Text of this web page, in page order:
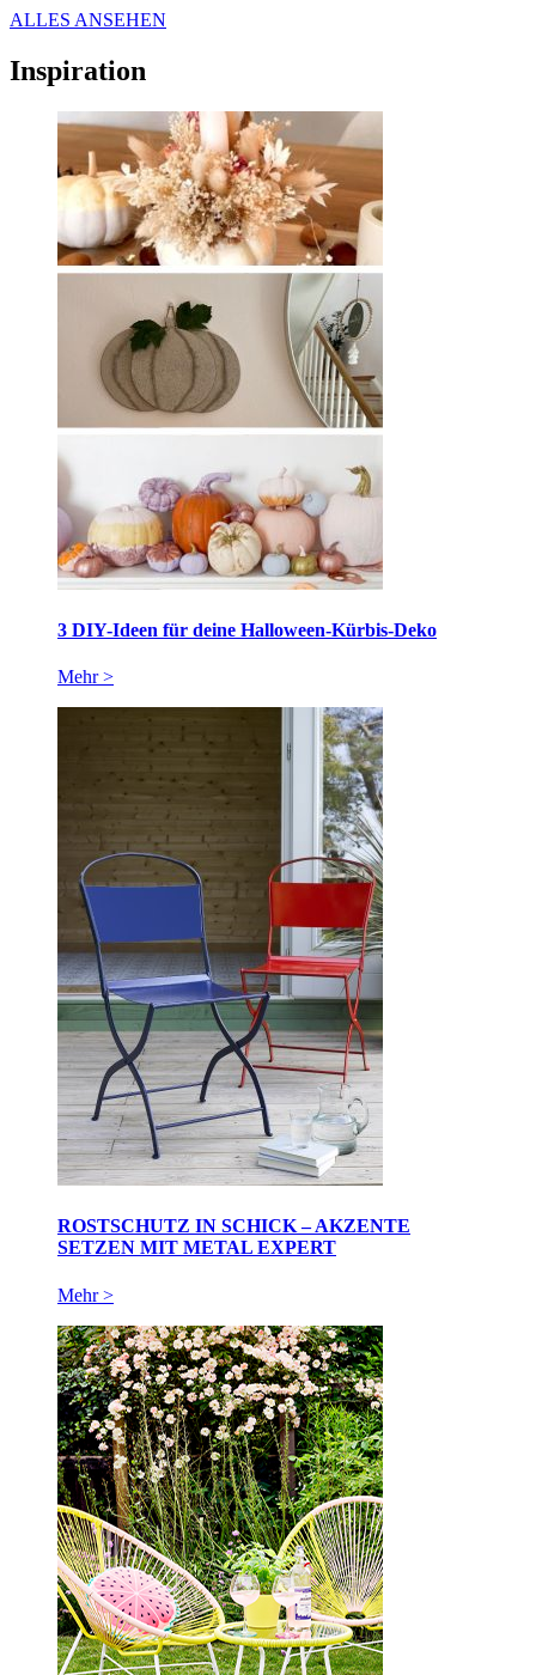
ALLES ANSEHEN
Inspiration
3 DIY-Ideen für deine Halloween-Kürbis-Deko
Mehr >
ROSTSCHUTZ IN SCHICK – AKZENTE
SETZEN MIT METAL EXPERT
Mehr >